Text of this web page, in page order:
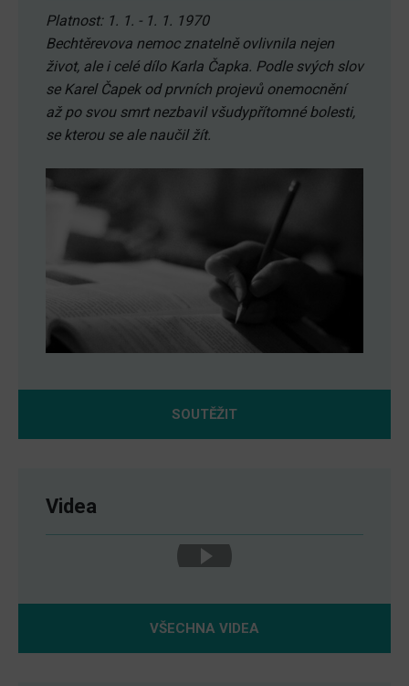
Platnost: 1. 1. - 1. 1. 1970
Bechtěrevova nemoc znatelně ovlivnila nejen
život, ale i celé dílo Karla Čapka. Podle svých slov
se Karel Čapek od prvních projevů onemocnění
až po svou smrt nezbavil všudypřítomné bolesti,
se kterou se ale naučil žít.
SOUTĚŽIT
Videa
VŠECHNA VIDEA